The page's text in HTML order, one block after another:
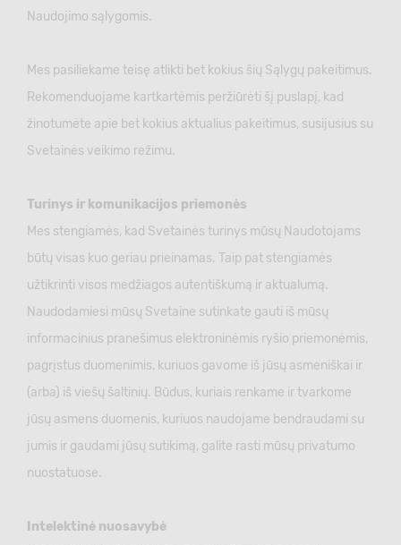
Naudojimo sąlygomis.
Mes pasiliekame teisę atlikti bet kokius šių Sąlygų pakeitimus.
Rekomenduojame kartkartėmis peržiūrėti šį puslapį, kad
žinotumėte apie bet kokius aktualius pakeitimus, susijusius su
Svetainės veikimo režimu.
Turinys ir komunikacijos priemonės
Mes stengiamės, kad Svetainės turinys mūsų Naudotojams
būtų visas kuo geriau prieinamas. Taip pat stengiamės
užtikrinti visos medžiagos autentiškumą ir aktualumą.
Naudodamiesi mūsų Svetaine sutinkate gauti iš mūsų
informacinius pranešimus elektroninėmis ryšio priemonėmis,
pagrįstus duomenimis, kuriuos gavome iš jūsų asmeniškai ir
(arba) iš viešų šaltinių. Būdus, kuriais renkame ir tvarkome
jūsų asmens duomenis, kuriuos naudojame bendraudami su
jumis ir gaudami jūsų sutikimą, galite rasti mūsų privatumo
nuostatuose.
Intelektinė nuosavybė